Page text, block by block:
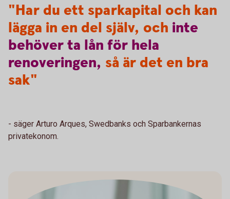
"Har du ett sparkapital och kan
lägga in en del själv, och inte
behöverta lån för hela
renoveringen, så är det en bra
sak"
- säger Arturo Arques, Swedbanks och Sparbankernas
privatekonom.